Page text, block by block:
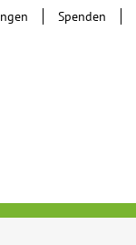
Spenden